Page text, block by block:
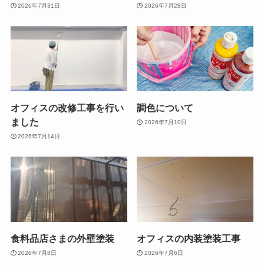
2026年7月31日 2026年7月28日
オフィスの改修工事を行い
ました
2026年7月14日
調色について
2026年7月10日
食料品店さまの外壁塗装
2026年7月8日
オフィスの内装塗装工事
2026年7月6日